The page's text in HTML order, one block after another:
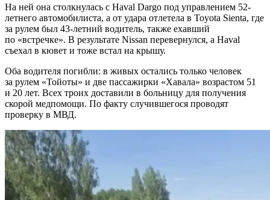
На ней она столкнулась с Haval Dargo под управлением 52-
летнего автомобилиста, а от удара отлетела в Toyota Sienta, где
за рулем был 43-летний водитель, также ехавший
по «встречке». В результате Nissan перевернулся, а Haval
съехал в кювет и тоже встал на крышу.
Оба водителя погибли: в живых остались только человек
за рулем «Тойоты» и две пассажирки «Хавала» возрастом 51
и 20 лет. Всех троих доставили в больницу для получения
скорой медпомощи. По факту случившегося проводят
проверку в МВД.